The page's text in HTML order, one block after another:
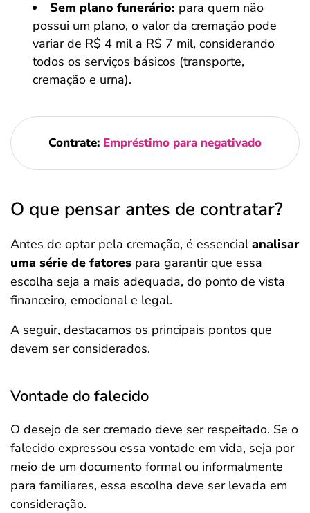
Sem plano funerário: para quem não
possui um plano, o valor da cremação pode
variar de R$ 4 mil a R$ 7 mil, considerando
todos os serviços básicos (transporte,
cremação e urna).
Contrate: Empréstimo para negativado
O que pensar antes de contratar?
Antes de optar pela cremação, é essencialanalisar
uma série de fatores para garantir que essa
escolha seja a mais adequada, do ponto de vista
financeiro, emocional e legal.
A seguir, destacamos os principais pontos que
devem ser considerados.
Vontade do falecido
O desejo de ser cremado deve ser respeitado. Se o
falecido expressou essa vontade em vida, seja por
meio de um documento formal ou informalmente
para familiares, essa escolha deve ser levada em
consideração.